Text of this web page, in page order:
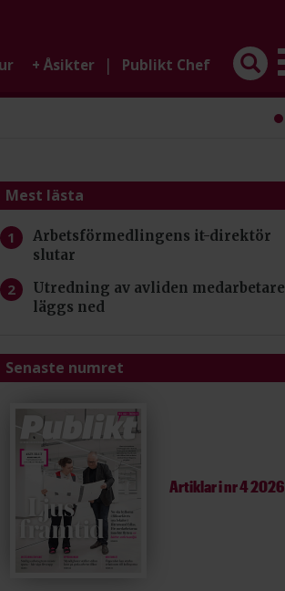
+ Åsikter | Publikt Chef
Mest lästa
Arbetsförmedlingens it-direktör
slutar
Utredning av avliden medarbetare
läggs ned
Senaste numret
Artiklar inr 4 2026